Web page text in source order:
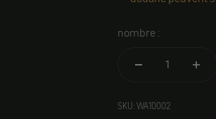
nombre :
SKU: WA10002